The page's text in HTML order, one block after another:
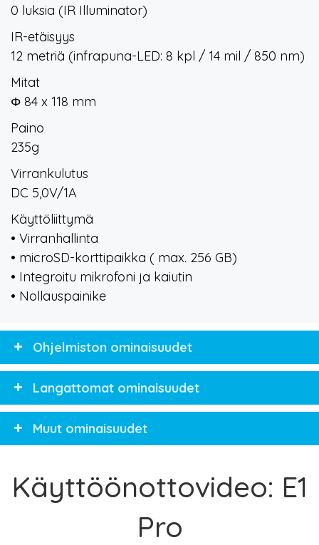
0 luksia (IR Illuminator)
IR-etäisyys
12 metriä (infrapuna-LED: 8 kpl / 14 mil / 850 nm)
Mitat
Φ 84 x 118 mm
Paino
235g
Virrankulutus
DC 5,0V/1A
Käyttöliittymä
• Virranhallinta
• microSD-korttipaikka ( max. 256 GB)
• Integroitu mikrofoni ja kaiutin
• Nollauspainike
Ohjelmiston ominaisuudet
Langattomat ominaisuudet
Muut ominaisuudet
Käyttöönottovideo: E1
Pro